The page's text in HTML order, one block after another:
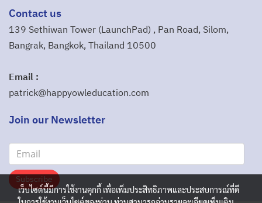
Contact us
139 Sethiwan Tower (LaunchPad) , Pan Road, Silom,
Bangrak, Bangkok, Thailand 10500
Email :
patrick@happyowleducation.com
Join our Newsletter
Subscribe
เว็บไซต์นี้มีการใช้งานคุกกี้ เพื่อเพิ่มประสิทธิภาพและประสบการณ์ที่ดี